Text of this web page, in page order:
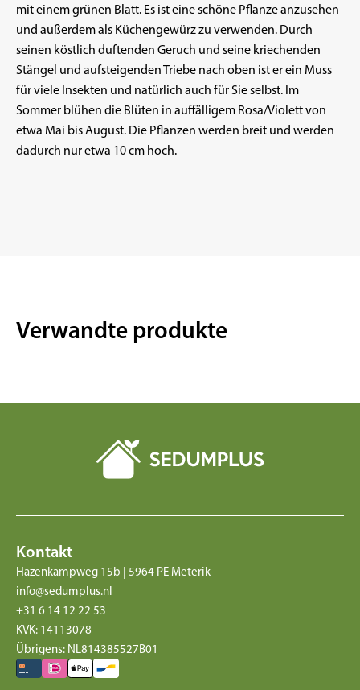
mit einem grünen Blatt. Es ist eine schöne Pflanze anzusehen
und außerdem als Küchengewürz zu verwenden. Durch
seinen köstlich duftenden Geruch und seine kriechenden
Stängel und aufsteigenden Triebe nach oben ist er ein Muss
für viele Insekten und natürlich auch für Sie selbst. Im
Sommer blühen die Blüten in auffälligem Rosa/Violett von
etwa Mai bis August. Die Pflanzen werden breit und werden
dadurch nur etwa 10 cm hoch.
Verwandte produkte
Kontakt
Hazenkampweg 15b | 5964 PE Meterik
info@sedumplus.nl
+31 6 14 12 22 53
KVK: 14113078
Übrigens: NL814385527B01